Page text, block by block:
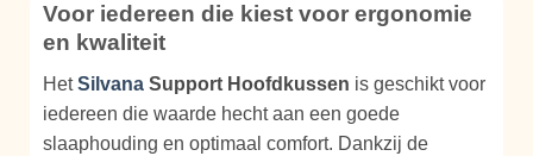
Voor iedereen die kiest voor ergonomie
en kwaliteit
HetSilvana Support Hoofdkussen is geschikt voor
iedereen die waarde hecht aan een goede
slaaphouding en optimaal comfort. Dankzij de